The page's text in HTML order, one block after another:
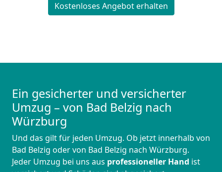
Kostenloses Angebot erhalten
Ein gesicherter und versicherter
Umzug – von Bad Belzig nach
Würzburg
Und das gilt für jeden Umzug. Ob jetzt innerhalb von
Bad Belzig oder von Bad Belzig nach Würzburg.
Jeder Umzug bei uns aus professioneller Hand ist